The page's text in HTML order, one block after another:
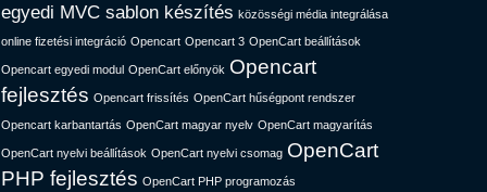
egyedi MVC sablon készítés közösségi média integrálása
online fizetési integráció Opencart Opencart 3 OpenCart beállítások
Opencart egyedi modul OpenCart előnyök Opencart
fejlesztés Opencart frissítés OpenCart hűségpont rendszer
Opencart karbantartás OpenCart magyar nyelv OpenCart magyarítás
OpenCart nyelvi beállítások OpenCart nyelvi csomag OpenCart
PHP fejlesztés OpenCart PHP programozás